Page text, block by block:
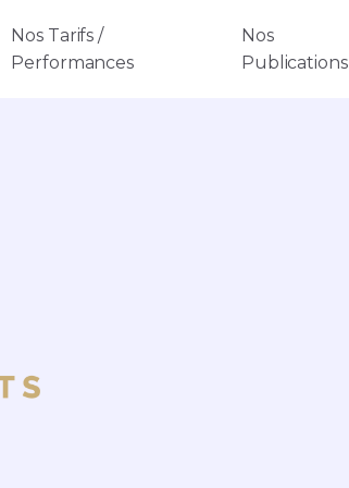
Nos Tarifs /
Performances
Nos
Publications